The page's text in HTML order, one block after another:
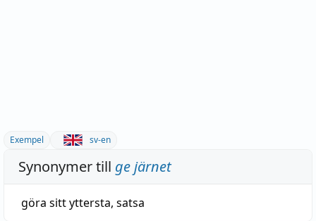
Exempel sv-en
Synonymer till ge järnet
göra sitt yttersta, satsa